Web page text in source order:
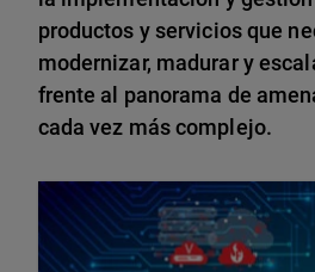
productos y servicios que
modernizar, madurar y
frente al panorama de
cada vez más complejo.